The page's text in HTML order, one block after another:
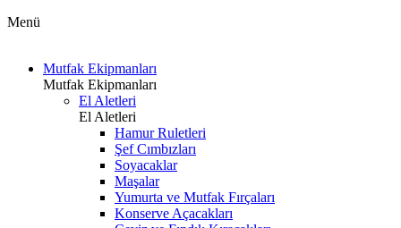
Menü
Mutfak Ekipmanları
Mutfak Ekipmanları
El Aletleri
El Aletleri
Hamur Ruletleri
Şef Cımbızları
Soyacaklar
Maşalar
Yumurta ve Mutfak Fırçaları
Konserve Açacakları